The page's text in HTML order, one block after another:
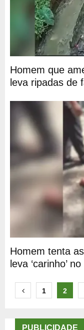
Homem que
leva ripadas de
Homem tenta
leva ‘carinho’
posts
1 2
PUBLICIDADE